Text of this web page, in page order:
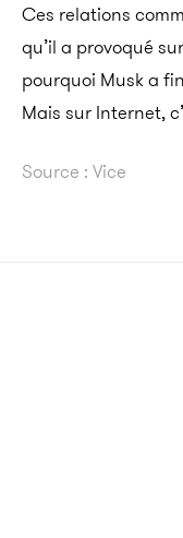
Ces relations
qu’il a provoqué
pourquoi Musk a
Mais sur Internet,
Source : Vice